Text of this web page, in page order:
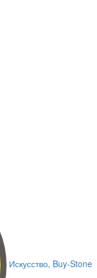
Искусство, Buy-Stone